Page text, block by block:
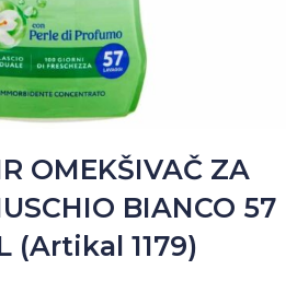
OMEKŠIVAČ ZA
BIANCO 57
(Artikal 1179)